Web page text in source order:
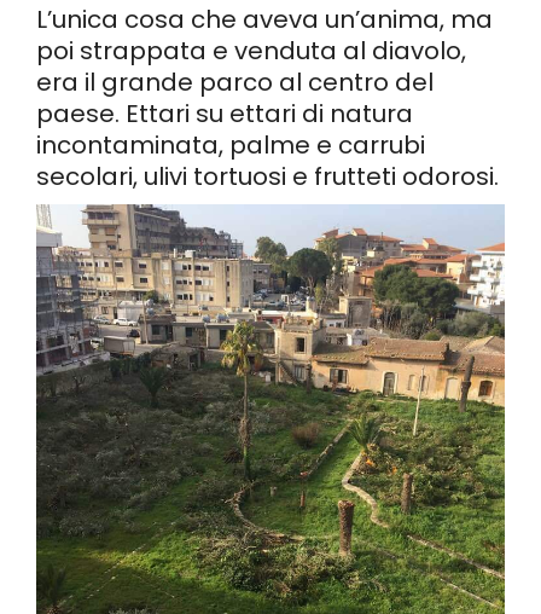
L’unica cosa che aveva un’anima, ma
poi strappata e venduta al diavolo,
era il grande parco al centro del
paese. Ettari su ettari di natura
incontaminata, palme e carrubi
secolari, ulivi tortuosi e frutteti odorosi.